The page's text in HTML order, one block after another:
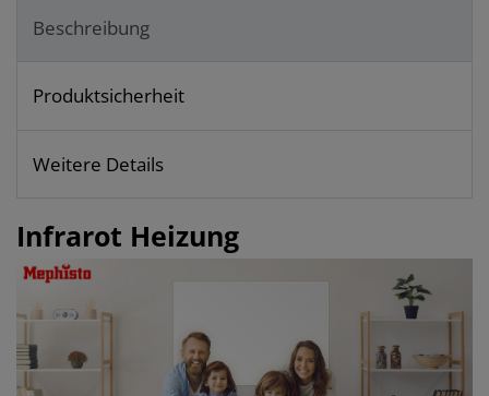
Beschreibung
Produktsicherheit
Weitere Details
Infrarot Heizung